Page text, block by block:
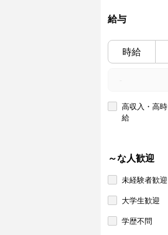
給与
時給
高収入・高時
給
～な人歓迎
未経験者歓迎
大学生歓迎
学歴不問